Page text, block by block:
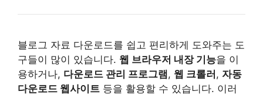
블로그 자료 다운로드를 쉽고 편리하게 도와주는 도
구들이 많이 있습니다. 웹 브라우저 내장 기능을 이
용하거나, 다운로드 관리 프로그램, 웹 크롤러, 자동
다운로드 웹사이트 등을 활용할 수 있습니다. 이러